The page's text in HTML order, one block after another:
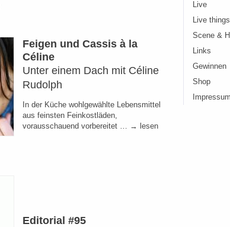
Feigen und Cassis à la
Céline
Unter einem Dach mit Céline
Rudolph
In der Küche wohlgewählte Lebensmittel
aus feinsten Feinkostläden,
vorausschauend vorbereitet … → lesen
Editorial #95
Live
Live things
Scene &
Links
Gewinnen
Shop
Impressum